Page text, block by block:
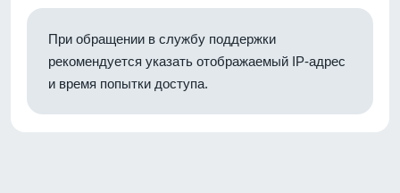
При обращении в службу поддержки
рекомендуется указать отображаемый IP-адрес
и время попытки доступа.